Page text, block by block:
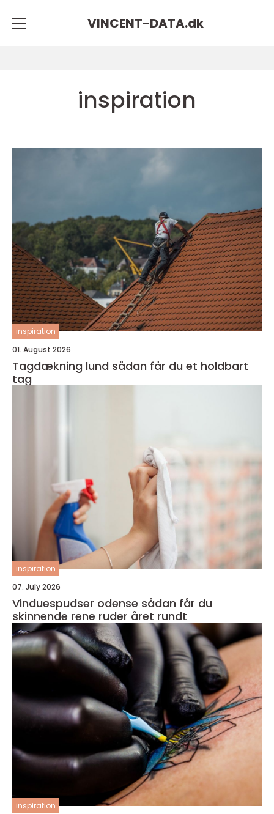
VINCENT-DATA.dk
inspiration
inspiration
01. August 2026
Tagdækning lund sådan får du et holdbart
tag
inspiration
07. July 2026
Vinduespudser odense sådan får du
skinnende rene ruder året rundt
inspiration